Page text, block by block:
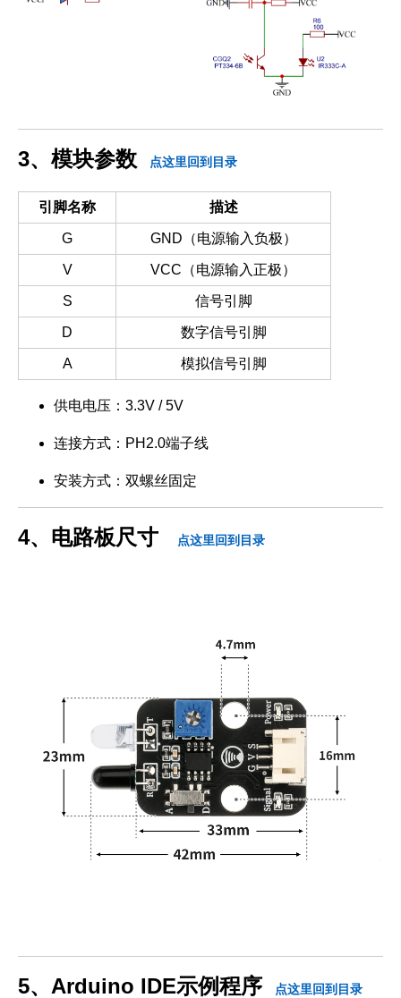
3、模块参数 点这里回到目录
引脚名称 描述
G GND（电源输入负极）
V VCC（电源输入正极）
S 信号引脚
D 数字信号引脚
A 模拟信号引脚
供电电压：3.3V / 5V
连接方式：PH2.0端子线
安装方式：双螺丝固定
4、电路板尺寸 点这里回到目录
5、Arduino IDE示例程序 点这里回到目录